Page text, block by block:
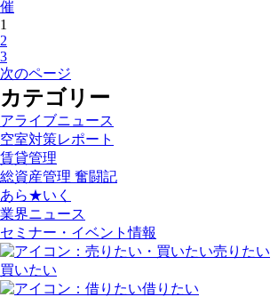
催
1
2
3
次のページ
カテゴリー
アライブニュース
空室対策レポート
賃貸管理
総資産管理 奮闘記
あら★いく
業界ニュース
セミナー・イベント情報
売りたい
買いたい
借りたい